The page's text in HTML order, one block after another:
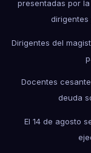
presentadas por
dirigentes
Dirigentes del
Docentes
deuda
El 14 de agosto